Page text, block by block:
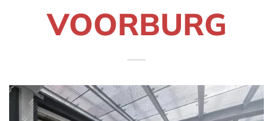
VOORBURG